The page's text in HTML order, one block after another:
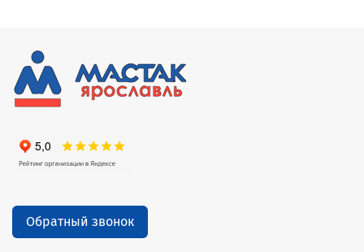
Обратный звонок